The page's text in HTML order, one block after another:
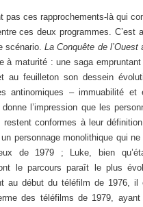
pas ces rapprochements-là qui
ces deux programmes. C’est
scénario.La Conquête de l’Ouest
à maturité : une saga
au feuilleton son dessein
antinomiques – immuabilité
donne l’impression que les
restent conformes à leur
personnage monolithique qui
de 1979 ; Luke, bien
le parcours paraît le plus
au début du téléfilm de 1976, il
des téléfilms de 1979,